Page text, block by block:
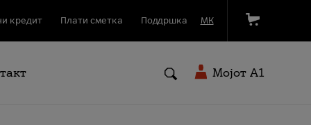
кредит Плати сметка Поддршка МК
Мојот A1